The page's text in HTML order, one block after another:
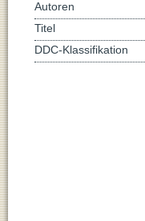
Autoren
Titel
DDC-Klassifikation